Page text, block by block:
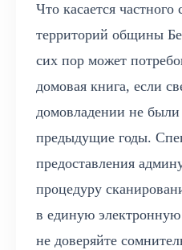
Что касается
территорий общины
сих пор может
домовая книга, если
домовладении не
предыдущие годы.
предоставления
процедуру
в единую
не доверяйте